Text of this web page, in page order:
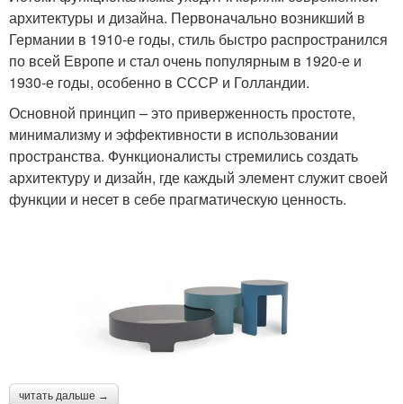
архитектуры и дизайна. Первоначально возникший в
Германии в 1910-е годы, стиль быстро распространился
по всей Европе и стал очень популярным в 1920-е и
1930-е годы, особенно в СССР и Голландии.
Основной принцип – это приверженность простоте,
минимализму и эффективности в использовании
пространства. Функционалисты стремились создать
архитектуру и дизайн, где каждый элемент служит своей
функции и несет в себе прагматическую ценность.
читать дальше →